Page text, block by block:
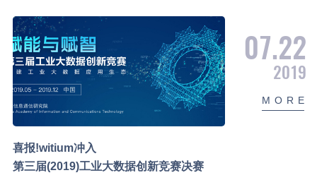
喜报!witium冲入
第三届(2019)工业大数据创新竞赛决赛
07.22
2019
M O R E